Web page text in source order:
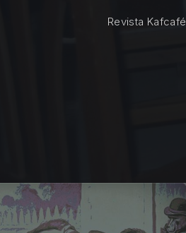
Revista Kafcafé